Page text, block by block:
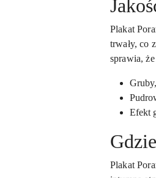
Plakat
trwały, co
sprawia,
Efekt
Plakat